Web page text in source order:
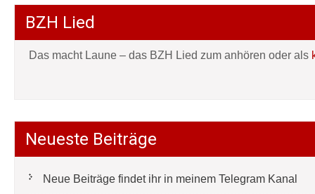
BZH Lied
Das macht Laune – das BZH Lied zum anhören oder als
Neueste Beiträge
Neue Beiträge findet ihr in meinem Telegram Kanal